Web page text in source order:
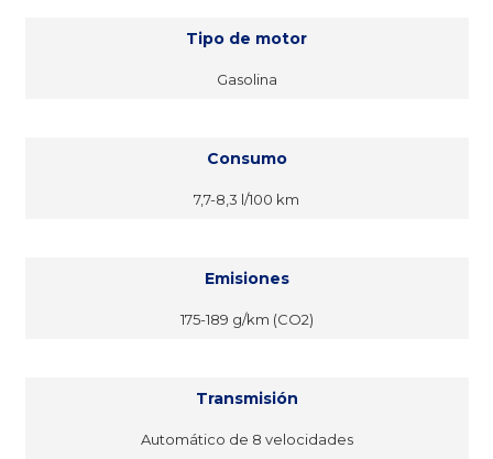
Tipo de motor
Gasolina
Consumo
7,7-8,3 l/100 km
Emisiones
175-189 g/km (CO2)
Transmisión
Automático de 8 velocidades